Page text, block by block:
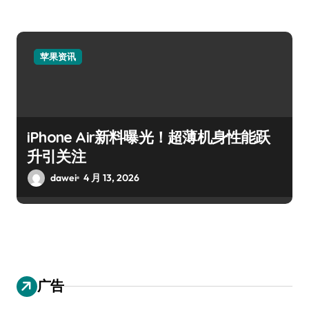
苹果资讯
iPhone Air新料曝光！超薄机身性能跃
升引关注
dawei 4 月 13, 2026
广告